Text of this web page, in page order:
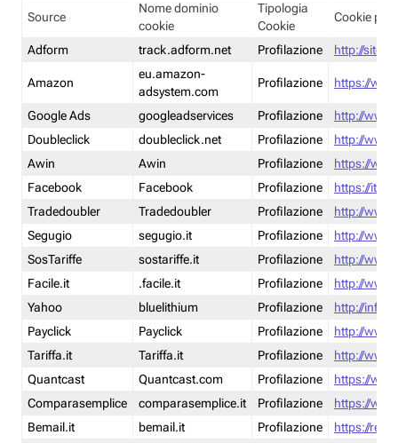
Source
Nome dominio
cookie
Tipologia
Cookie
Cookie
Adform track.adform.net Profilazione http://
Amazon
eu.amazon-
adsystem.com
Profilazione https://
Google Ads googleadservices Profilazione
http://
Doubleclick
doubleclick.net Profilazione
http://
Awin
Awin Profilazione
https://
Facebook
Facebook Profilazione
https://it-
Tradedoubler
Tradedoubler Profilazione
http://
Segugio
segugio.it Profilazione
http://
SosTariffe
sostariffe.it Profilazione
http://
Facile.it
.facile.it Profilazione
http://
Yahoo
bluelithium Profilazione
http://
Payclick
Payclick Profilazione
http://
Tariffa.it
Tariffa.it Profilazione
http://
Quantcast
Quantcast.com Profilazione
https://
Comparasemplice
comparasemplice.it Profilazione
https://
Bemail.it
bemail.it Profilazione
https://